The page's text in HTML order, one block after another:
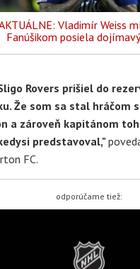
Vladimír Weiss
Fanúšikom posiela
Rovers prišiel do
Že som sa stal hráčom
a zároveň kapitánom
predstavoval,"
FC.
odporúčame tiež: